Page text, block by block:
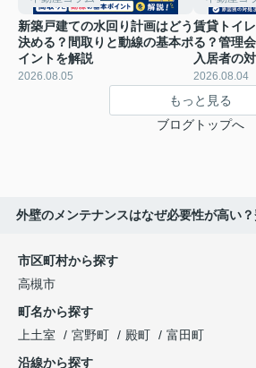
新築戸建ての水回り計画はどう
決める？間取りと動線の基本ポ
イントを解説
2026.08.05
賃貸トイ
る？管理
入居者の
2026.08.04
もっと見る
ブログトップへ
外壁のメンテナンスはなぜ必要性が高い
市区町村から探す
高槻市
町名から探す
上土室
宮野町 殿町
富田町
沿線から探す